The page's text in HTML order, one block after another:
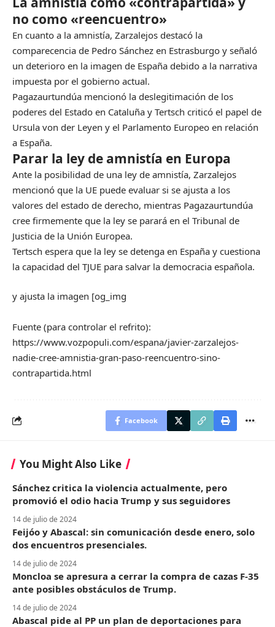
no como «reencuentro»
En cuanto a la amnistía, Zarzalejos destacó la
comparecencia de Pedro Sánchez en Estrasburgo y señaló
un deterioro en la imagen de España debido a la narrativa
impuesta por el gobierno actual.
Pagazaurtundúa mencionó la deslegitimación de los
poderes del Estado en Cataluña y Tertsch criticó el papel de
Ursula von der Leyen y el Parlamento Europeo en relación
a España.
Parar la ley de amnistía en Europa
Ante la posibilidad de una ley de amnistía, Zarzalejos
mencionó que la UE puede evaluar si se ajusta a los
valores del estado de derecho, mientras Pagazaurtundúa
cree firmemente que la ley se parará en el Tribunal de
Justicia de la Unión Europea.
Tertsch espera que la ley se detenga en España y cuestiona
la capacidad del TJUE para salvar la democracia española.
y ajusta la imagen [og_img
Fuente (para controlar el refrito):
https://www.vozpopuli.com/espana/javier-zarzalejos-
nadie-cree-amnistia-gran-paso-reencuentro-sino-
contrapartida.html
Facebook
You Might Also Like
Sánchez critica la violencia actualmente, pero
promovió el odio hacia Trump y sus seguidores
14 de julio de 2024
Feijóo y Abascal: sin comunicación desde enero, solo
dos encuentros presenciales.
14 de julio de 2024
Moncloa se apresura a cerrar la compra de cazas F-35
ante posibles obstáculos de Trump.
14 de julio de 2024
Abascal pide al PP un plan de deportaciones para